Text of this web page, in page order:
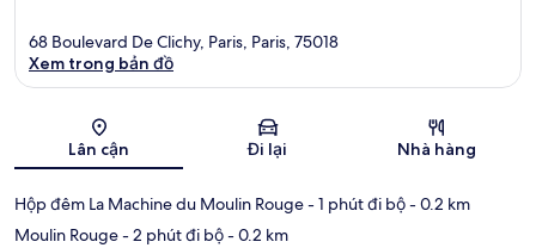
Bản đồ
68 Boulevard De Clichy, Paris, Paris, 75018
Xem trong bản đồ
Lân cận Đi lại Nhà hàng
Hộp đêm La Machine du Moulin Rouge- 1 phút đi bộ- 0.2 km
Moulin Rouge- 2 phút đi bộ- 0.2 km